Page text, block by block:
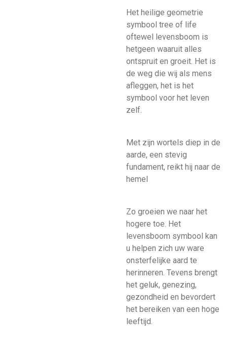
Het heilige geometrie
symbool tree of life
oftewel levensboom is
hetgeen waaruit alles
ontspruit en groeit. Het is
de weg die wij als mens
afleggen, het is het
symbool voor het leven
zelf.
Met zijn wortels diep in de
aarde, een stevig
fundament, reikt hij naar de
hemel
Zo groeien we naar het
hogere toe. Het
levensboom symbool kan
u helpen zich uw ware
onsterfelijke aard te
herinneren. Tevens brengt
het geluk, genezing,
gezondheid en bevordert
het bereiken van een hoge
leeftijd.